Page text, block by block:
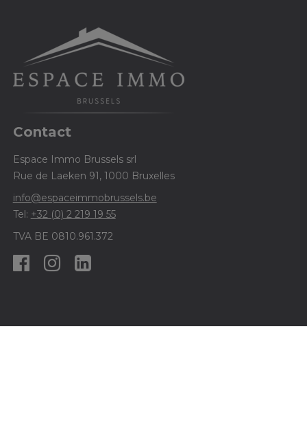
Contact
Espace Immo Brussels srl
Rue de Laeken 91, 1000 Bruxelles
info@espaceimmobrussels.be
Tel: +32 (0) 2 219 19 55
TVA BE 0810.961.372